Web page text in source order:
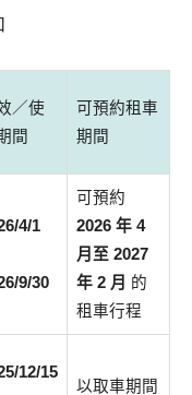
／使
間
可預約租車
期間
4/1
9/30
可預約
2026 年 4
月至 2027
年 2 月 的
租車行程
12/15
以取車期間